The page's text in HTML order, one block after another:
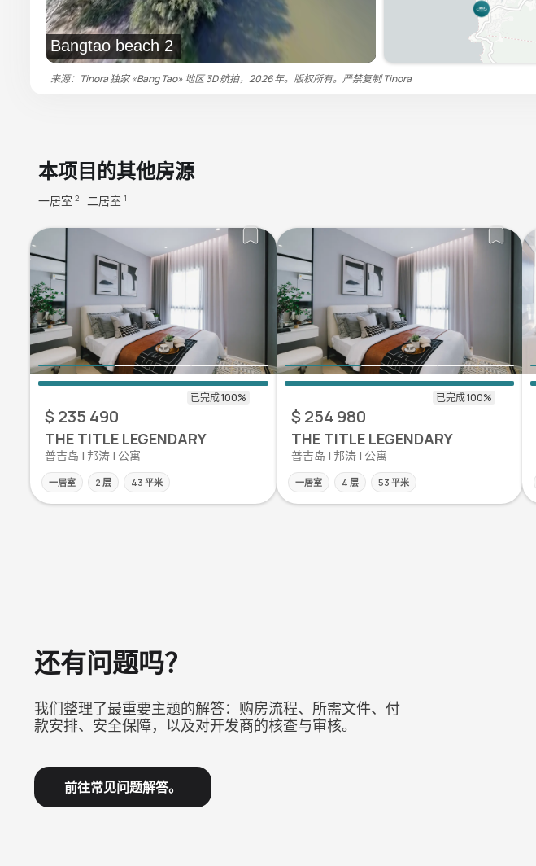
Bangtao beach 2
来源：Tinora 独家 «Bang Tao» 地区 3D 航拍，2026 年。版权所有。严禁复制Tinora
本项目的其他房源
一居室 2 二居室 1
$ 235 490
THE TITLE LEGENDARY
普吉岛 | 邦涛 | 公寓
一居室 2 层 43 平米
$ 254 980
THE TITLE LEGENDARY
普吉岛 | 邦涛 | 公寓
一居室 4 层 53 平米
还有问题吗？
我们整理了最重要主题的解答：购房流程、所需文件、付
款安排、安全保障，以及对开发商的核查与审核。
前往常见问题解答。